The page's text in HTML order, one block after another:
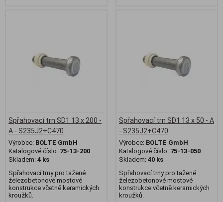
Spřahovací trn SD1 13 x 200 -
A - S235J2+C470
Výrobce: BOLTE GmbH
Katalogové číslo: 75-13-200
Skladem: 4 ks
Spřahovací trny pro tažené
železobetonové mostové
konstrukce včetně keramických
kroužků.
Spřahovací trn SD1 13 x 50 - A
- S235J2+C470
Výrobce: BOLTE GmbH
Katalogové číslo: 75-13-050
Skladem: 40 ks
Spřahovací trny pro tažené
železobetonové mostové
konstrukce včetně keramických
kroužků.